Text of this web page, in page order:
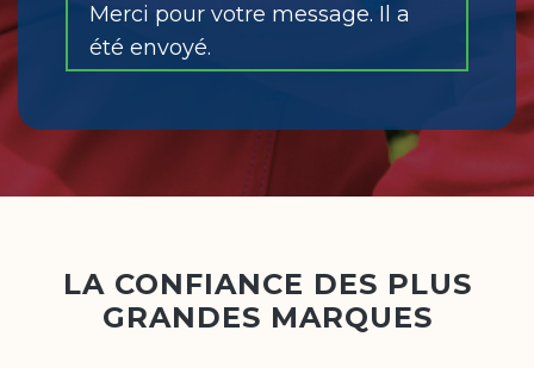
Merci pour votre message. Il a
été envoyé.
LA CONFIANCE DES PLUS
GRANDES MARQUES